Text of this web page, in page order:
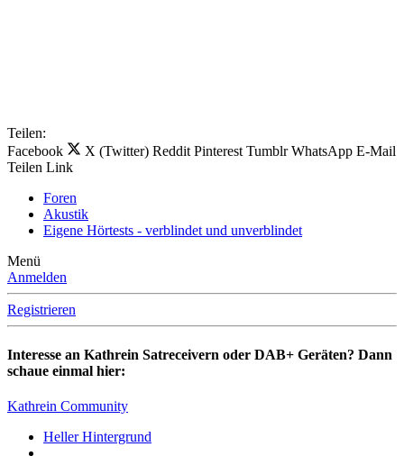
Teilen:
Facebook
X (Twitter) Reddit Pinterest Tumblr WhatsApp E-Mail
Teilen Link
Foren
Akustik
Eigene Hörtests - verblindet und unverblindet
Menü
Anmelden
Registrieren
Interesse an Kathrein Satreceivern oder DAB+ Geräten? Dann
schaue einmal hier:
Kathrein Community
Heller Hintergrund